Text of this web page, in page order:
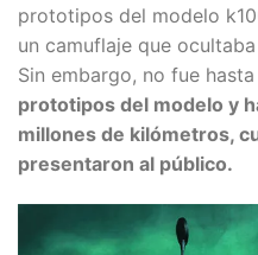
prototipos del modelo
un camuflaje que
Sin embargo, no fue hasta
prototipos del modelo y
millones de kilómetros,
presentaron al público.